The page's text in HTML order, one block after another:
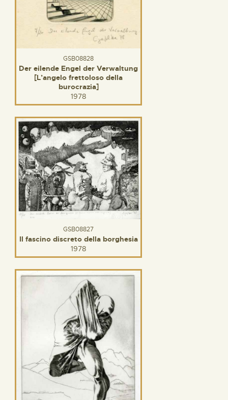
GSB08828
Der eilende Engel der Verwaltung
[L’angelo frettoloso della
burocrazia]
1978
GSB08827
Il fascino discreto della borghesia
1978